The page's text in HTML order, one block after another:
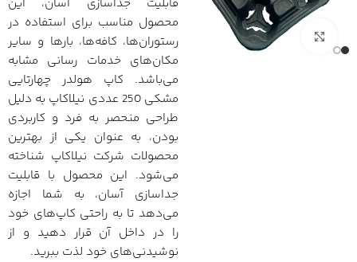
برای بزرگنمایی کلیک کنید
محصول مناسب برای استفاده در
رستوران‌ها، کافه‌ها، بارها و سایر
مکان‌های خدمات رسانی مشابه
می‌باشد. کاپ هولدر چهارتایی
مشکی 250 عددی نیلاکاپ به دلیل
طراحی منحصر به فرد و کاربردی
بودن، به عنوان یکی از بهترین
محصولات شرکت نیلاکاپ شناخته
می‌شود. این محصول با قابلیت
جداسازی آسان، به شما اجازه
می‌دهد تا به راحتی کاپ‌های خود
را در داخل آن قرار دهید و از
نوشیدنی‌های خود لذت ببرید.